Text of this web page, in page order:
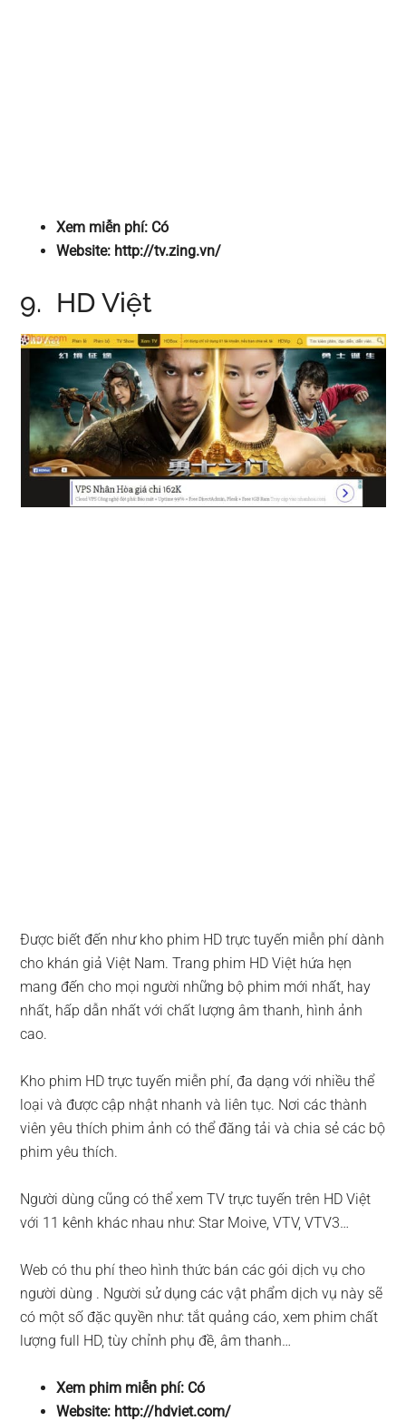
Xem miễn phí: Có
Website: http://tv.zing.vn/
9. HD Việt
Được biết đến như kho phim HD trực tuyến miễn phí dành
cho khán giả Việt Nam. Trang phim HD Việt hứa hẹn
mang đến cho mọi người những bộ phim mới nhất, hay
nhất, hấp dẫn nhất với chất lượng âm thanh, hình ảnh
cao.
Kho phim HD trực tuyến miễn phí, đa dạng với nhiều thể
loại và được cập nhật nhanh và liên tục. Nơi các thành
viên yêu thích phim ảnh có thể đăng tải và chia sẻ các bộ
phim yêu thích.
Người dùng cũng có thể xem TV trực tuyến trên HD Việt
với 11 kênh khác nhau như: Star Moive, VTV, VTV3…
Web có thu phí theo hình thức bán các gói dịch vụ cho
người dùng . Người sử dụng các vật phẩm dịch vụ này sẽ
có một số đặc quyền như: tắt quảng cáo, xem phim chất
lượng full HD, tùy chỉnh phụ đề, âm thanh…
Xem phim miễn phí: Có
Website: http://hdviet.com/